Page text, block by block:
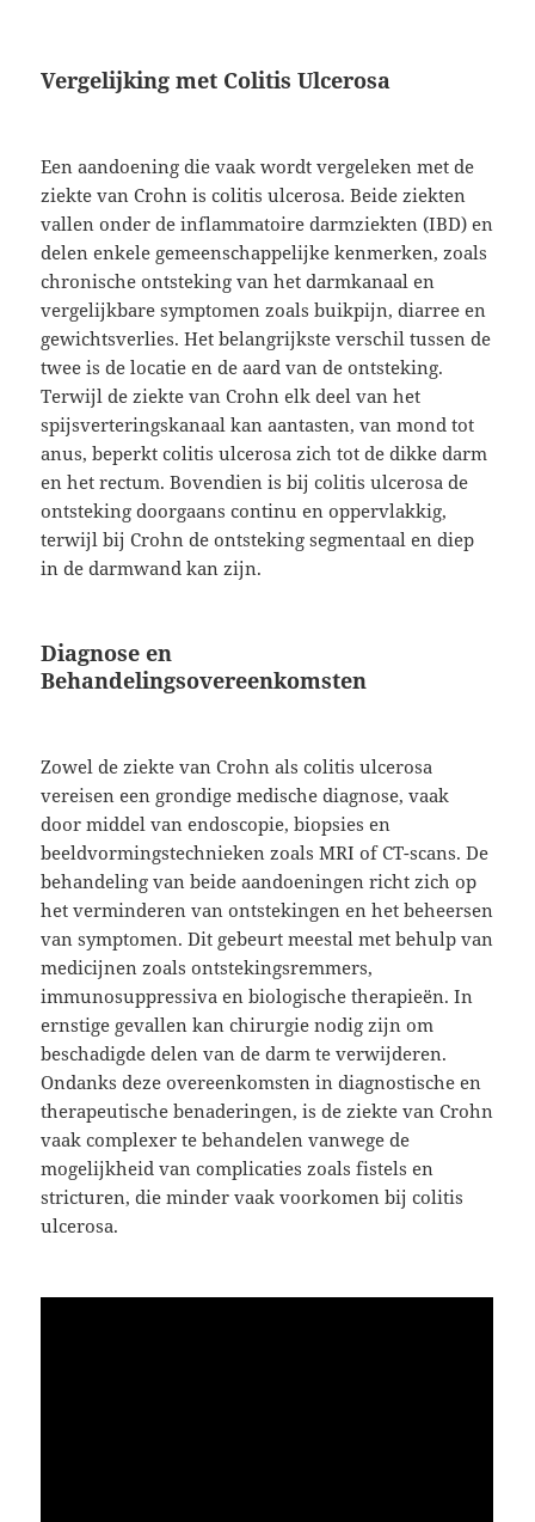
Vergelijking met Colitis Ulcerosa
Een aandoening die vaak wordt vergeleken met de
ziekte van Crohn is colitis ulcerosa. Beide ziekten
vallen onder de inflammatoire darmziekten (IBD) en
delen enkele gemeenschappelijke kenmerken, zoals
chronische ontsteking van het darmkanaal en
vergelijkbare symptomen zoals buikpijn, diarree en
gewichtsverlies. Het belangrijkste verschil tussen de
twee is de locatie en de aard van de ontsteking.
Terwijl de ziekte van Crohn elk deel van het
spijsverteringskanaal kan aantasten, van mond tot
anus, beperkt colitis ulcerosa zich tot de dikke darm
en het rectum. Bovendien is bij colitis ulcerosa de
ontsteking doorgaans continu en oppervlakkig,
terwijl bij Crohn de ontsteking segmentaal en diep
in de darmwand kan zijn.
Diagnose en
Behandelingsovereenkomsten
Zowel de ziekte van Crohn als colitis ulcerosa
vereisen een grondige medische diagnose, vaak
door middel van endoscopie, biopsies en
beeldvormingstechnieken zoals MRI of CT-scans. De
behandeling van beide aandoeningen richt zich op
het verminderen van ontstekingen en het beheersen
van symptomen. Dit gebeurt meestal met behulp van
medicijnen zoals ontstekingsremmers,
immunosuppressiva en biologische therapieën. In
ernstige gevallen kan chirurgie nodig zijn om
beschadigde delen van de darm te verwijderen.
Ondanks deze overeenkomsten in diagnostische en
therapeutische benaderingen, is de ziekte van Crohn
vaak complexer te behandelen vanwege de
mogelijkheid van complicaties zoals fistels en
stricturen, die minder vaak voorkomen bij colitis
ulcerosa.